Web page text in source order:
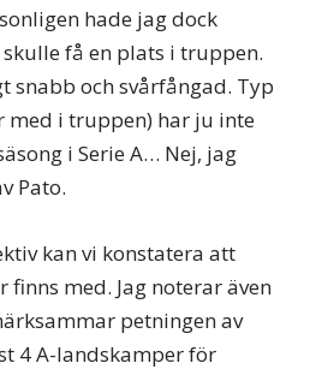
hade jag dock
få en plats i truppen.
snabb och svårfångad. Typ
med i truppen) har ju inte
i Serie A… Nej, jag
Pato.
kan vi konstatera att
finns med. Jag noterar även
petningen av
4 A-landskamper för